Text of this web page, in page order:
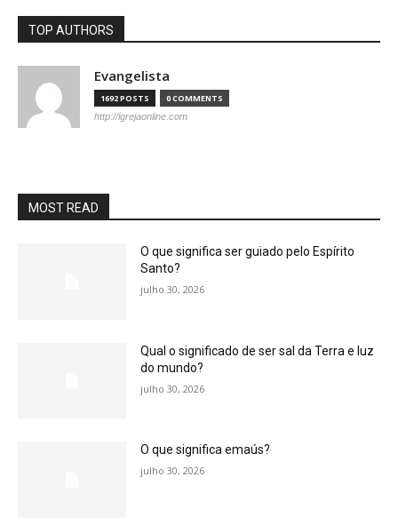
TOP AUTHORS
Evangelista
1692 POSTS 0 COMMENTS
http://igrejaonline.com
MOST READ
O que significa ser guiado pelo Espírito
Santo?
julho 30, 2026
Qual o significado de ser sal da Terra e luz
do mundo?
julho 30, 2026
O que significa emaús?
julho 30, 2026